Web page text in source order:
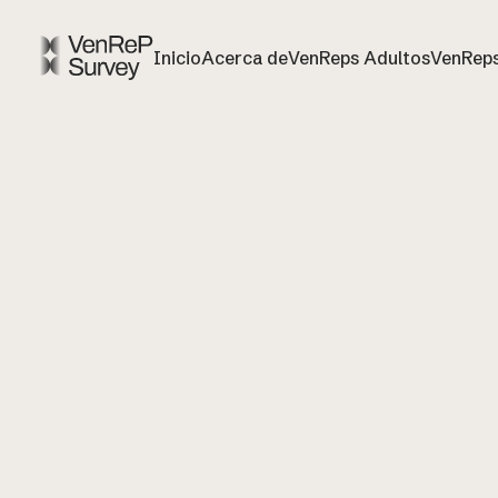
InicioAcerca deVenReps Adultos